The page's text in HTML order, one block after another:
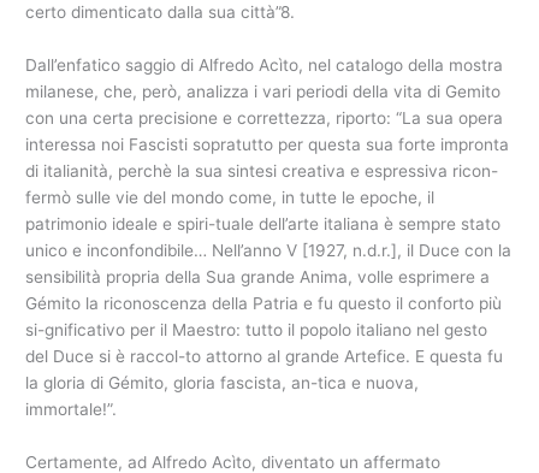
certo dimenticato dalla sua città”8.
Dall’enfatico saggio di Alfredo Acìto, nel catalogo della mostra
milanese, che, però, analizza i vari periodi della vita di Gemito
con una certa precisione e correttezza, riporto: “La sua opera
interessa noi Fascisti sopratutto per questa sua forte impronta
di italianità, perchè la sua sintesi creativa e espressiva ricon-
fermò sulle vie del mondo come, in tutte le epoche, il
patrimonio ideale e spiri-tuale dell’arte italiana è sempre stato
unico e inconfondibile… Nell’anno V [1927, n.d.r.], il Duce con la
sensibilità propria della Sua grande Anima, volle esprimere a
Gémito la riconoscenza della Patria e fu questo il conforto più
si-gnificativo per il Maestro: tutto il popolo italiano nel gesto
del Duce si è raccol-to attorno al grande Artefice. E questa fu
la gloria di Gémito, gloria fascista, an-tica e nuova,
immortale!”.
Certamente, ad Alfredo Acìto, diventato un affermato